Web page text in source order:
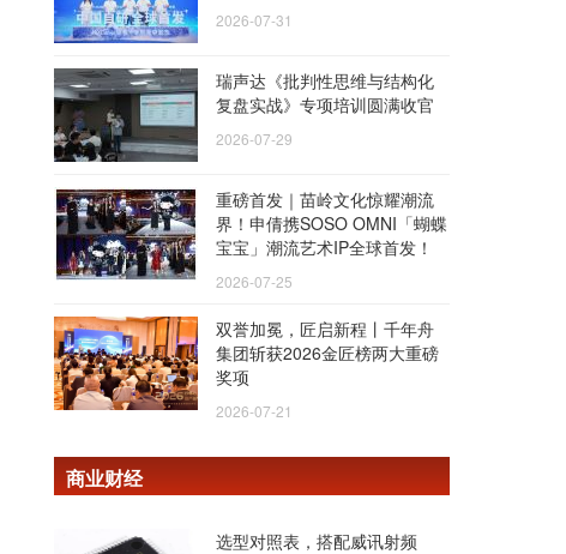
2026-07-31
瑞声达《批判性思维与结构化
复盘实战》专项培训圆满收官
2026-07-29
重磅首发｜苗岭文化惊耀潮流
界！申倩携SOSO OMNI「蝴蝶
宝宝」潮流艺术IP全球首发！
2026-07-25
双誉加冕，匠启新程丨千年舟
集团斩获2026金匠榜两大重磅
奖项
2026-07-21
商业财经
选型对照表，搭配威讯射频